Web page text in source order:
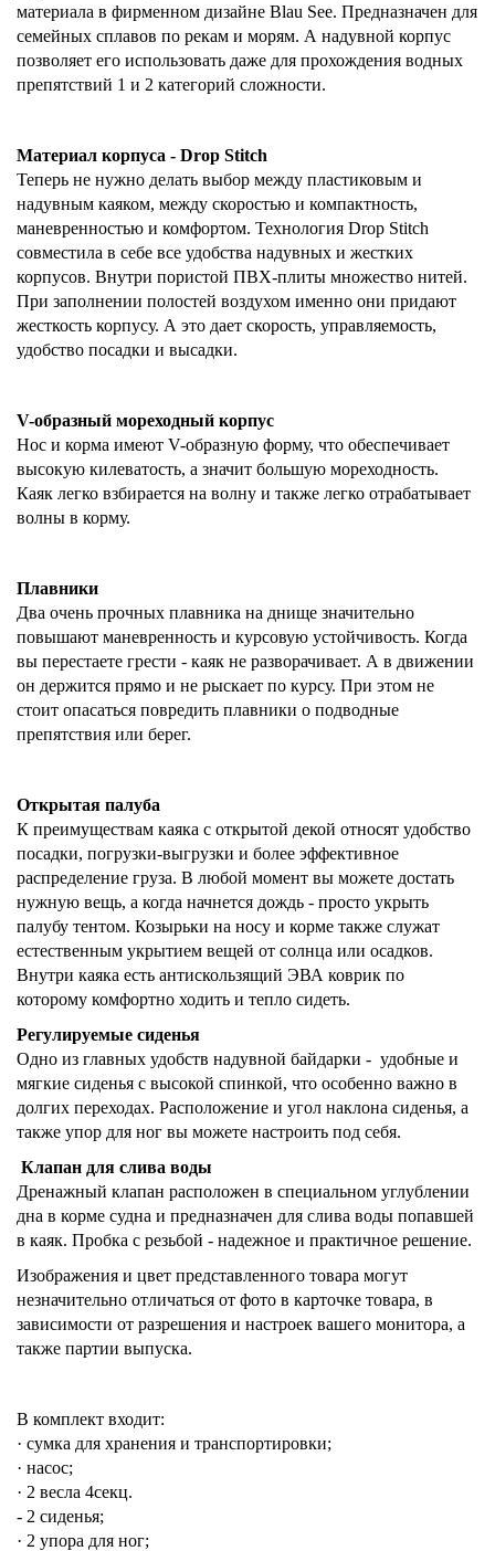
материала в фирменном дизайне Blau See. Предназначен для
семейных сплавов по рекам и морям. А надувной корпус
позволяет его использовать даже для прохождения водных
препятствий 1 и 2 категорий сложности.
Материал корпуса - Drop Stitch
Теперь не нужно делать выбор между пластиковым и
надувным каяком, между скоростью и компактность,
маневренностью и комфортом. Технология Drop Stitch
совместила в себе все удобства надувных и жестких
корпусов. Внутри пористой ПВХ-плиты множество нитей.
При заполнении полостей воздухом именно они придают
жесткость корпусу. А это дает скорость, управляемость,
удобство посадки и высадки.
V-образный мореходный корпус
Нос и корма имеют V-образную форму, что обеспечивает
высокую килеватость, а значит большую мореходность.
Каяк легко взбирается на волну и также легко отрабатывает
волны в корму.
Плавники
Два очень прочных плавника на днище значительно
повышают маневренность и курсовую устойчивость. Когда
вы перестаете грести - каяк не разворачивает. А в движении
он держится прямо и не рыскает по курсу. При этом не
стоит опасаться повредить плавники о подводные
препятствия или берег.
Открытая палуба
К преимуществам каяка с открытой декой относят удобство
посадки, погрузки-выгрузки и более эффективное
распределение груза. В любой момент вы можете достать
нужную вещь, а когда начнется дождь - просто укрыть
палубу тентом. Козырьки на носу и корме также служат
естественным укрытием вещей от солнца или осадков.
Внутри каяка есть антискользящий ЭВА коврик по
которому комфортно ходить и тепло сидеть.
Регулируемые сиденья
Одно из главных удобств надувной байдарки - удобные и
мягкие сиденья с высокой спинкой, что особенно важно в
долгих переходах. Расположение и угол наклона сиденья, а
также упор для ног вы можете настроить под себя.
Клапан для слива воды
Дренажный клапан расположен в специальном углублении
дна в корме судна и предназначен для слива воды попавшей
в каяк. Пробка с резьбой - надежное и практичное решение.
Изображения и цвет представленного товара могут
незначительно отличаться от фото в карточке товара, в
зависимости от разрешения и настроек вашего монитора, а
также партии выпуска.
В комплект входит:
· сумка для хранения и транспортировки;
· насос;
· 2 весла 4секц.
- 2 сиденья;
· 2 упора для ног;